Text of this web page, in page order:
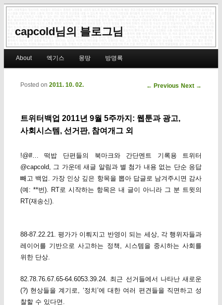
capcold님의 블로그님
Skip to primary content
Skip to secondary content
About 엑기스 몽땅 방명록
Post navigation
← Previous Next →
트위터백업 2011년 9월 5주까지: 웹툰과 광고,
사회시스템, 선거판, 참여개그 외
Posted on 2011. 10. 02.
!@#… 떡밥 단편들의 북마크와 간단멘트 기록용 트위터
@capcold, 그 가운데 새글 알림과 별 첨가 내용 없는 단순 응답
빼고 백업. 가장 인상 깊은 항목을 뽑아 답글로 남겨주시면 감사
(예: **번). RT로 시작하는 항목은 내 글이 아니라 그 분 트윗의
RT(재송신).
88-87.22.21. 평가가 이뤄지고 반영이 되는 세상, 각 행위자들과
레이어를 기반으로 사고하는 정책, 시스템을 중시하는 사회를
위한 단상.
82.78.76.67.65-64.6053.39.24. 최근 선거들에서 나타난 새로운
(?) 현상들을 계기로, ‘정치’에 대한 여러 편견들을 직면하고 성
찰할 수 있다면.